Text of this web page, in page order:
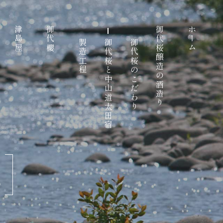
ホーム
御代桜醸造の酒造り
御代桜のこだわり
御代桜と中山道太田宿
製造工程
御代櫻
津島屋